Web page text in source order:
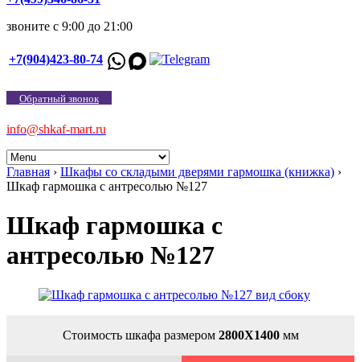
звоните с 9:00 до 21:00
+7(904)423-80-74
Обратный звонок
info@shkaf-mart.ru
Главная › Шкафы со складыми дверями гармошка (книжка) ›
Шкаф гармошка с антресолью №127
Шкаф гармошка с
антресолью №127
Стоимость шкафа размером 2800Х1400мм